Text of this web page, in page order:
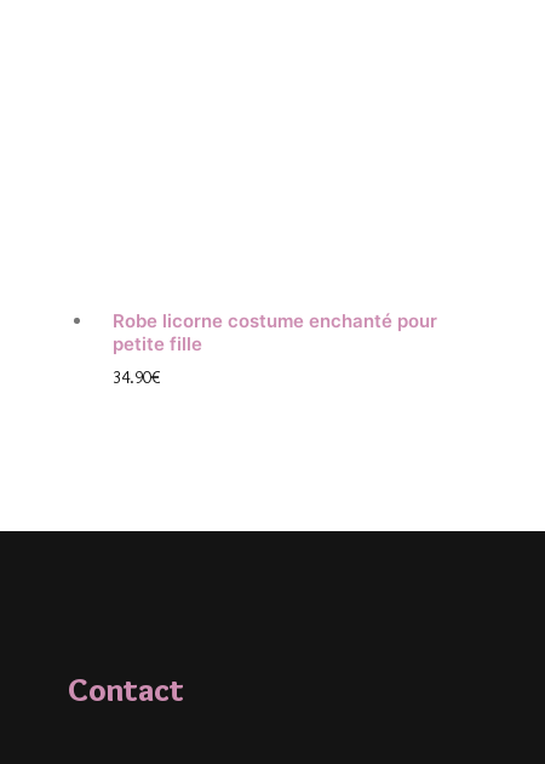
Robe licorne costume enchanté pour
petite fille
34.90€
Contact